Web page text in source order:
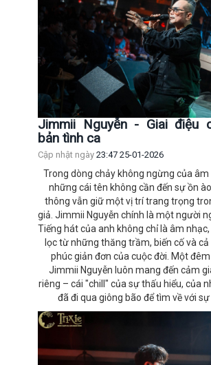
Jimmii Nguyễn - Giai điệu
bản tình ca
Cập nhật ngày 23:47 25-01-2026
Trong dòng chảy không ngừng của âm
những cái tên không cần đến sự ồn
thông vẫn giữ một vị trí trang trọng
giả. Jimmii Nguyễn chính là một người
Tiếng hát của anh không chỉ là âm
lọc từ những thăng trầm, biến cố và
phúc giản đơn của cuộc đời. Một
Jimmii Nguyễn luôn mang đến cảm
riêng – cái "chill" của sự thấu hiểu, của
đã đi qua giông bão để tìm về với